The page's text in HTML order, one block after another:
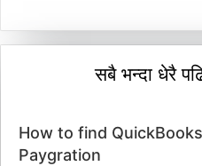
सबै भन्दा धेरै
How to find
Paygration